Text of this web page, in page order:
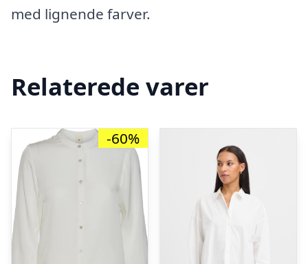
med lignende farver.
Relaterede varer
-60%